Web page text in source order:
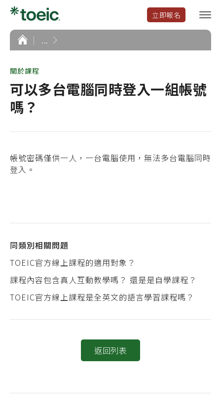
立即報名
選
單
首
頁
...
關於課程
可以多台電腦同時登入一組帳號
嗎？
帳號密碼僅供一人，一台電腦使用，無法多台電腦同時
登入。
同類別相關問題
TOEIC官方線上課程的適用對象？
課程內容包含真人互動教學嗎？ 還是是自學課程？
TOEIC官方線上課程是全英文的語言學習課程嗎？
返回列表